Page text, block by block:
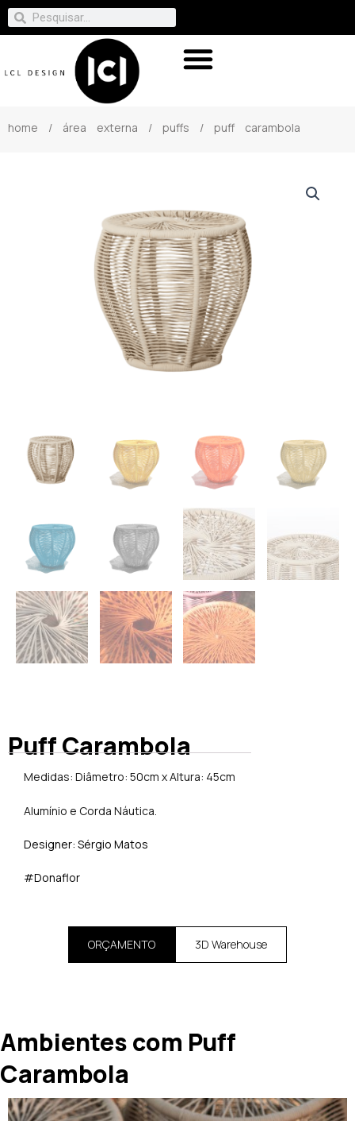
home / área externa / puffs / puff carambola
Puff Carambola
Medidas: Diâmetro: 50cm x Altura: 45cm
Alumínio e Corda Náutica.
Designer: Sérgio Matos
#Donaflor
ORÇAMENTO 3D Warehouse
Ambientes com Puff
Carambola